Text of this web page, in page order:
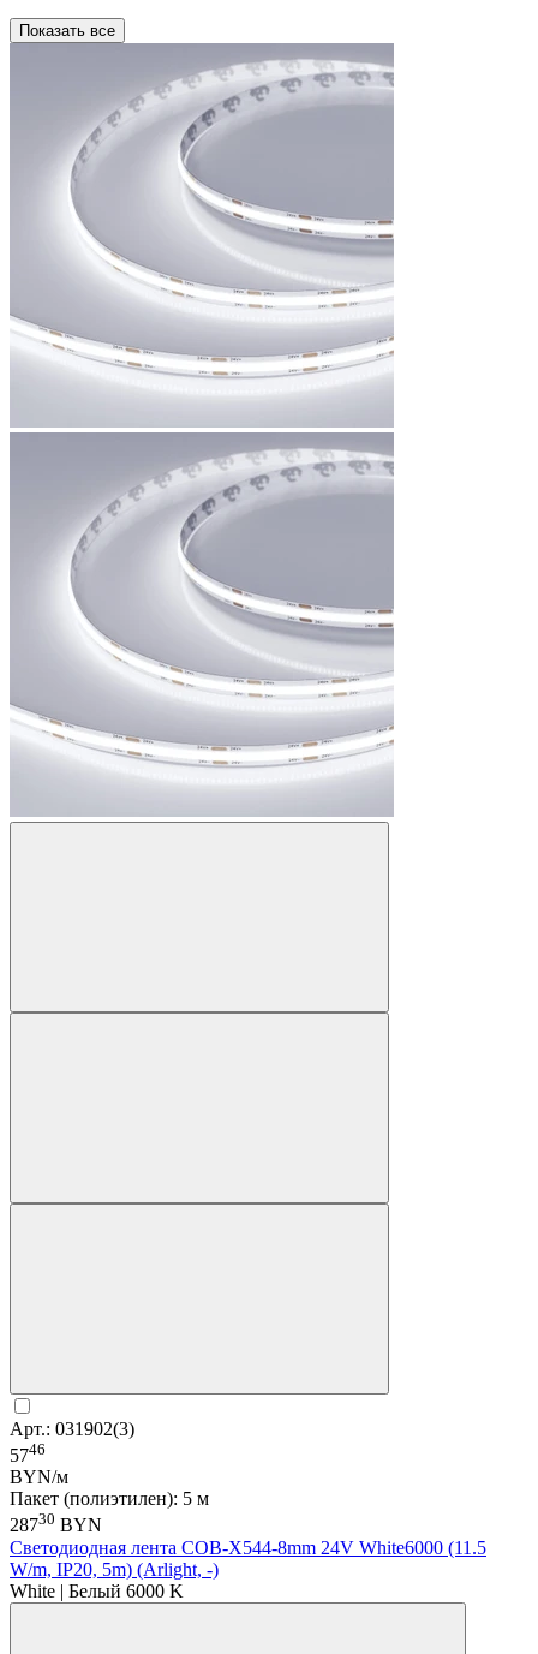
Показать все
Арт.: 031902(3)
5746
BYN/м
Пакет (полиэтилен): 5 м
28730 BYN
Светодиодная лента COB-X544-8mm 24V White6000 (11.5
W/m, IP20, 5m) (Arlight, -)
White | Белый 6000 K